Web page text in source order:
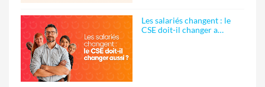
Les salariés changent : le
CSE doit-il changer a…